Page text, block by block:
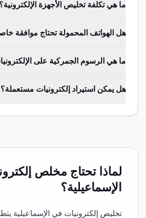
ما هي تكلفة تخليص الأجهزة الإلكترونية؟
هل الهواتف المحمولة تحتاج موافقة
ما هي الرسوم الجمركية على
هل يمكن استيراد إلكترونيات مستعملة؟
لماذا تحتاج مخلص
الإسماعيلية؟
تخليص إلكترونيات في الإسماعيلية